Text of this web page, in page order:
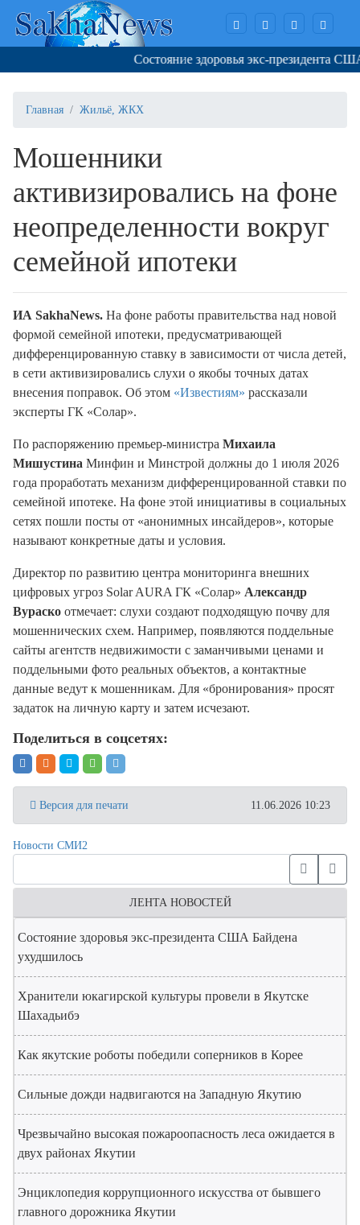
Состояние здоровья экс-президента США
Главная Жильё, ЖКХ
Мошенники
активизировались на фоне
неопределенности вокруг
семейной ипотеки
ИА SakhaNews. На фоне работы правительства над новой
формой семейной ипотеки, предусматривающей
дифференцированную ставку в зависимости от числа детей,
в сети активизировались слухи о якобы точных датах
внесения поправок. Об этом «Известиям» рассказали
эксперты ГК «Солар».
По распоряжению премьер-министра Михаила
Мишустина Минфин и Минстрой должны до 1 июля 2026
года проработать механизм дифференцированной ставки по
семейной ипотеке. На фоне этой инициативы в социальных
сетях пошли посты от «анонимных инсайдеров», которые
называют конкретные даты и условия.
Директор по развитию центра мониторинга внешних
цифровых угроз Solar AURA ГК «Солар» Александр
Вураско отмечает: слухи создают подходящую почву для
мошеннических схем. Например, появляются поддельные
сайты агентств недвижимости с заманчивыми ценами и
поддельными фото реальных объектов, а контактные
данные ведут к мошенникам. Для «бронирования» просят
задаток на личную карту и затем исчезают.
Поделиться в соцсетях:
Версия для печати 11.06.2026 10:23
Новости СМИ2
ЛЕНТА НОВОСТЕЙ
Состояние здоровья экс-президента США Байдена
ухудшилось
Хранители юкагирской культуры провели в Якутске
Шахадьибэ
Как якутские роботы победили соперников в Корее
Сильные дожди надвигаются на Западную Якутию
Чрезвычайно высокая пожароопасность леса ожидается в
двух районах Якутии
Энциклопедия коррупционного искусства от бывшего
главного дорожника Якутии